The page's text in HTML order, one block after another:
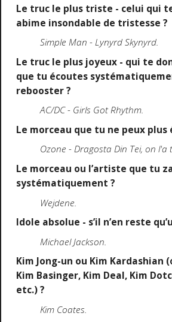
Le truc le plus triste - celui qui
abime insondable de tristesse ?
Simple Man - Lynyrd Skynyrd.
Le truc le plus joyeux - qui te
que tu écoutes
rebooster ?
AC/DC - Girls Got Rhythm.
Le morceau que tu ne peux plus
Ozone - Dragosta Din Tei, on l'a
Le morceau ou l’artiste que tu
systématiquement ?
Wejdene.
Idole absolue - s’il n’en reste
Michael Jackson.
Kim Jong-un ou Kim Kardashian
Kim Basinger, Kim Deal, Kim
etc.) ?
Kim Coates.